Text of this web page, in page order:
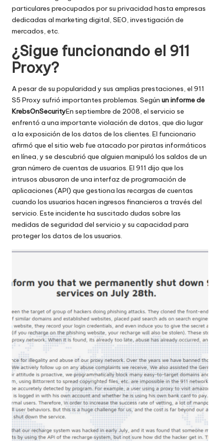
a
t
ui
t
a
]
-
O
k
e
y
P
r
o
x
particulares preocupados por su privacidad hasta empresas
dedicadas al marketing digital, SEO, investigación de
mercados, etc.
¿Sigue funcionando el 911
Proxy?
A pesar de su popularidad y sus amplias prestaciones, el 911
S5 Proxy sufrió importantes problemas. Según un informe de
KrebsOnSecurityEn septiembre de 2008, el servicio se
enfrentó a una importante violación de datos, que dio lugar
a la exposición de los datos de los clientes. El funcionario
afirmó que el sitio web fue atacado por piratas informáticos
en línea, y se descubrió que alguien manipuló los saldos de un
gran número de cuentas de usuarios. El 911 dijo que los
intrusos abusaron de una interfaz de programación de
aplicaciones (API) que gestiona las recargas de cuentas
cuando los usuarios hacen ingresos financieros a través del
servicio. Este incidente ha suscitado dudas sobre las
medidas de seguridad del servicio y su capacidad para
proteger los datos de los usuarios.